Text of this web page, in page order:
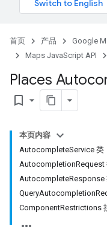
首页 产品 Google
Maps JavaScript API
Places
bookmark_border
本页内容
AutocompleteService 类
AutocompletionRequest
AutocompleteResponse
ComponentRestrictions